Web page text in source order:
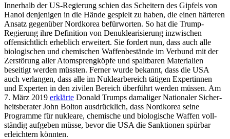
Innerhalb der US-Regierung schien das Scheitern des Gipfels von
Hanoi denjenigen in die Hände gespielt zu haben, die einen härteren
Ansatz gegenüber Nordkorea befürworten. So hat die Trump-
Regierung ihre Definition von Denuklearisierung in­zwischen
offensichtlich erheblich erweitert. Sie fordert nun, dass auch alle
biologischen und chemischen Waffenbestände im Ver­bund mit der
Zerstörung aller Atomsprengköpfe und spaltbaren Materialien
beseitigt werden müssten. Ferner wurde bekannt, dass die USA
auch verlangen, dass alle im Nuklear­bereich tätigen Expertinnen
und Experten in den zivilen Bereich überführt werden müssen. Am
7. März 2019 erklärte Donald Trumps damaliger Nationaler Sicher­
heitsberater John Bolton ausdrücklich, dass Nordkorea seine
Programme für nukleare, chemische und biologische Waffen voll­
ständig aufgeben müsse, bevor die USA die Sanktionen spürbar
erleichtern könnten.